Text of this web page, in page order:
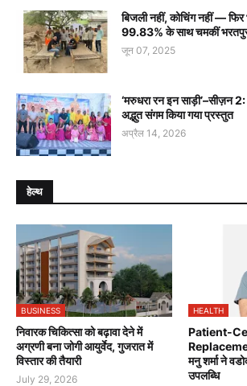
बिजली नहीं, कोचिंग नहीं —
99.83% के साथ चमकीं
जून 07, 2025
‘मरुधरा रन इन साड़ी’–सीज़न
अद्भुत संगम किया गया प्रस्तुत
अप्रैल 14, 2026
हेल्थ
BUSINESS
निवारक चिकित्सा को बढ़ावा देने में
अग्रणी बना जोगी आयुर्वेद, गुजरात में
विस्तार की तैयारी
July 29, 2026
HEALTH
Patient-
मनु शर्मा ने
उपलब्धि